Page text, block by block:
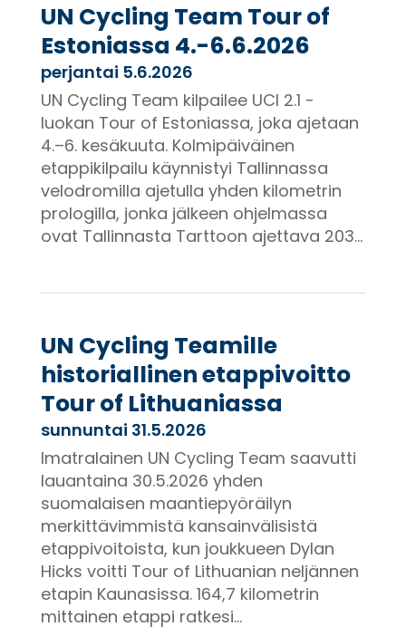
UN Cycling Team Tour of
Estoniassa 4.-6.6.2026
perjantai 5.6.2026
UN Cycling Team kilpailee UCI 2.1 -
luokan Tour of Estoniassa, joka ajetaan
4.–6. kesäkuuta. Kolmipäiväinen
etappikilpailu käynnistyi Tallinnassa
velodromilla ajetulla yhden kilometrin
prologilla, jonka jälkeen ohjelmassa
ovat Tallinnasta Tarttoon ajettava 203...
UN Cycling Teamille
historiallinen etappivoitto
Tour of Lithuaniassa
sunnuntai 31.5.2026
Imatralainen UN Cycling Team saavutti
lauantaina 30.5.2026 yhden
suomalaisen maantiepyöräilyn
merkittävimmistä kansainvälisistä
etappivoitoista, kun joukkueen Dylan
Hicks voitti Tour of Lithuanian neljännen
etapin Kaunasissa. 164,7 kilometrin
mittainen etappi ratkesi...